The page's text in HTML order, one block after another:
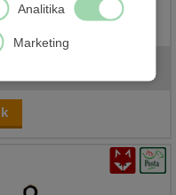
Analitika
Marketing